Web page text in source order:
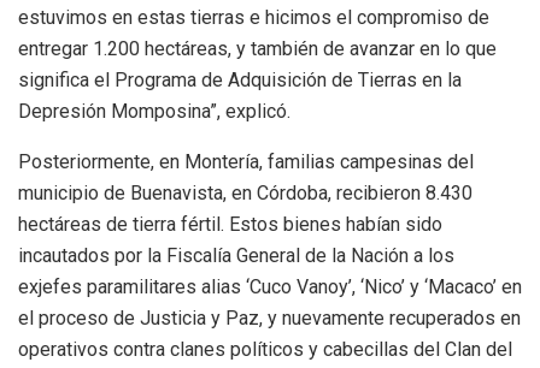
estuvimos en estas tierras e hicimos el compromiso de
entregar 1.200 hectáreas, y también de avanzar en lo que
significa el Programa de Adquisición de Tierras en la
Depresión Momposina”, explicó.
Posteriormente, en Montería, familias campesinas del
municipio de Buenavista, en Córdoba, recibieron 8.430
hectáreas de tierra fértil. Estos bienes habían sido
incautados por la Fiscalía General de la Nación a los
exjefes paramilitares alias ‘Cuco Vanoy’, ‘Nico’ y ‘Macaco’ en
el proceso de Justicia y Paz, y nuevamente recuperados en
operativos contra clanes políticos y cabecillas del Clan del